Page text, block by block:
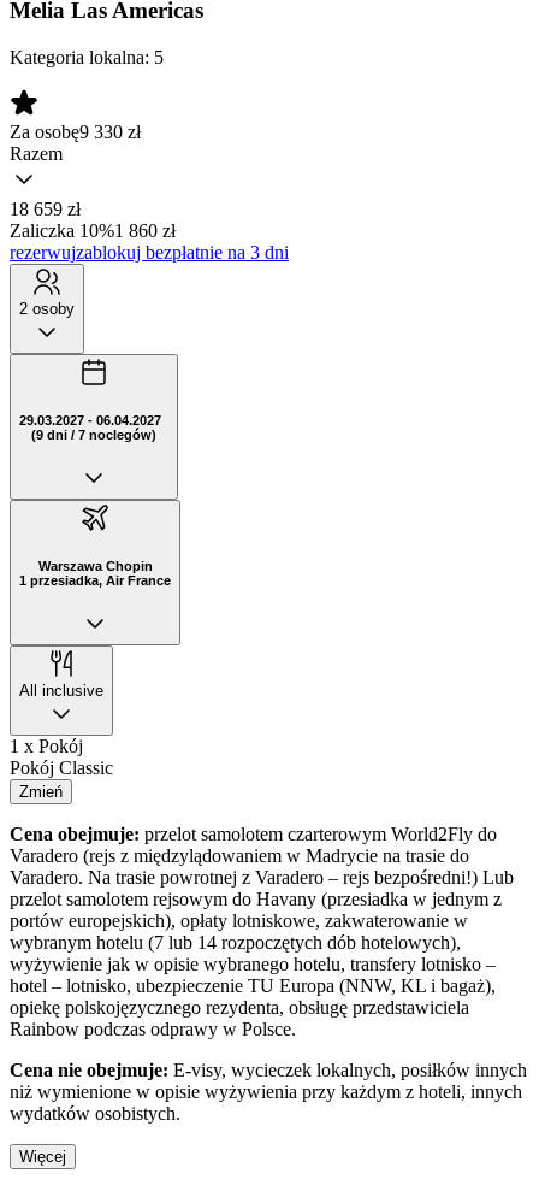
Melia Las Americas
Kategoria lokalna: 5
Za osobę9 330 zł
Razem
18 659 zł
Zaliczka 10%1 860 zł
rezerwujzablokuj bezpłatnie na 3 dni
2 osoby
29.03.2027 - 06.04.2027
(9 dni / 7 noclegów)
Warszawa Chopin
1 przesiadka, Air France
All inclusive
1 x Pokój
Pokój Classic
Zmień
Cena obejmuje: przelot samolotem czarterowym World2Fly do
Varadero (rejs z międzylądowaniem w Madrycie na trasie do
Varadero. Na trasie powrotnej z Varadero – rejs bezpośredni!) Lub
przelot samolotem rejsowym do Havany (przesiadka w jednym z
portów europejskich), opłaty lotniskowe, zakwaterowanie w
wybranym hotelu (7 lub 14 rozpoczętych dób hotelowych),
wyżywienie jak w opisie wybranego hotelu, transfery lotnisko –
hotel – lotnisko, ubezpieczenie TU Europa (NNW, KL i bagaż),
opiekę polskojęzycznego rezydenta, obsługę przedstawiciela
Rainbow podczas odprawy w Polsce.
Cena nie obejmuje: E-visy, wycieczek lokalnych, posiłków innych
niż wymienione w opisie wyżywienia przy każdym z hoteli, innych
wydatków osobistych.
Więcej